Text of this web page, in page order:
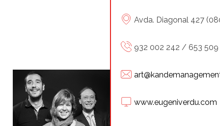
Avda. Diagonal 427
932 002 242 / 653 509
www.eugeniverdu.com